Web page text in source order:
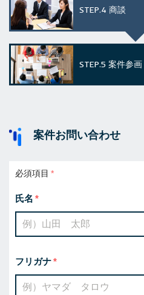
STEP.4 商談
STEP.5 案件参画
案件お問い合わせ
必須項目
氏名
フリガナ